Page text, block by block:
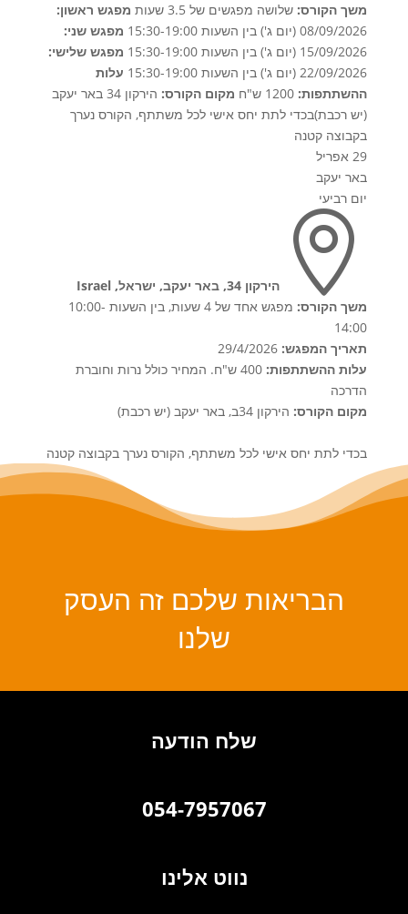
משך הקורס: שלושה מפגשים של 3.5 שעות
מפגש ראשון:
08/09/2026 (יום ג') בין השעות 15:30-19:00
מפגש שני:
15/09/2026 (יום ג') בין השעות 15:30-19:00
מפגש שלישי:
22/09/2026 (יום ג') בין השעות 15:30-19:00
עלות
ההשתתפות:
מקום הקורס:
הירקון 34 באר יעקב
(יש רכבת)בכדי לתת יחס אישי לכל משתתף, הקורס נערך
בקבוצה קטנה
29 אפריל
באר יעקב
יום רביעי

הירקון 34, באר יעקב, ישראל, Israel
משך הקורס:
מפגש אחד של 4 שעות, בין השעות 10:00-
14:00
תאריך המפגש:
עלות ההשתתפות:
400 ש"ח. המחיר כולל נרות וחוברת
הדרכה
מקום הקורס: הירקון 34ב, באר יעקב (יש רכבת)
בכדי לתת יחס אישי לכל משתתף, הקורס נערך בקבוצה קטנה
הבריאות שלכם זה העסק
שלנו
שלח הודעה
054-7957067
נווט אלינו